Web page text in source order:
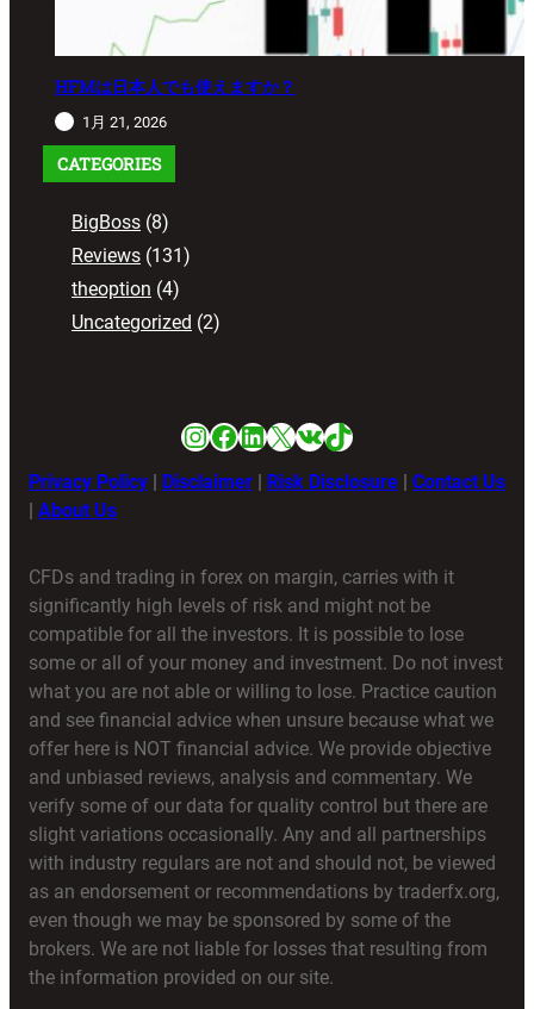
HFMは日本人でも使えますか？
1月 21, 2026
CATEGORIES
BigBoss (8)
Reviews (131)
theoption (4)
Uncategorized (2)
Instagram
Facebook
LinkedIn
X VKTikTok
Privacy Policy | Disclaimer | Risk Disclosure | Contact Us
| About Us
CFDs and trading in forex on margin, carries with it
significantly high levels of risk and might not be
compatible for all the investors. It is possible to lose
some or all of your money and investment. Do not invest
what you are not able or willing to lose. Practice caution
and see financial advice when unsure because what we
offer here is NOT financial advice. We provide objective
and unbiased reviews, analysis and commentary. We
verify some of our data for quality control but there are
slight variations occasionally. Any and all partnerships
with industry regulars are not and should not, be viewed
as an endorsement or recommendations by traderfx.org,
even though we may be sponsored by some of the
brokers. We are not liable for losses that resulting from
the information provided on our site.